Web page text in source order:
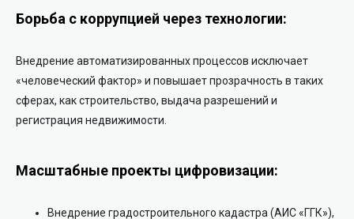
Борьба с коррупцией через технологии:
Внедрение автоматизированных процессов исключает
«человеческий фактор» и повышает прозрачность в таких
сферах, как строительство, выдача разрешений и
регистрация недвижимости.
Масштабные проекты цифровизации:
Внедрение градостроительного кадастра (АИС «ГГК»),